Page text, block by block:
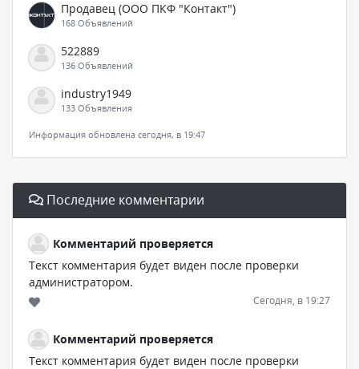
Продавец (ООО ПКФ "Контакт")
168 Объявлений
522889
136 Объявлений
industry1949
133 Объявления
Информация обновлена сегодня, в 19:47
Последние комментарии
Комментарий проверяется
Текст комментария будет виден после проверки
администратором.
Сегодня, в 19:27
Комментарий проверяется
Текст комментария будет виден после проверки